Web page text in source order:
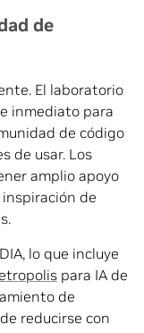
de
El laboratorio
inmediato para
de código
de usar. Los
amplio apoyo
de
lo que incluye
para IA de
de
reducirse con